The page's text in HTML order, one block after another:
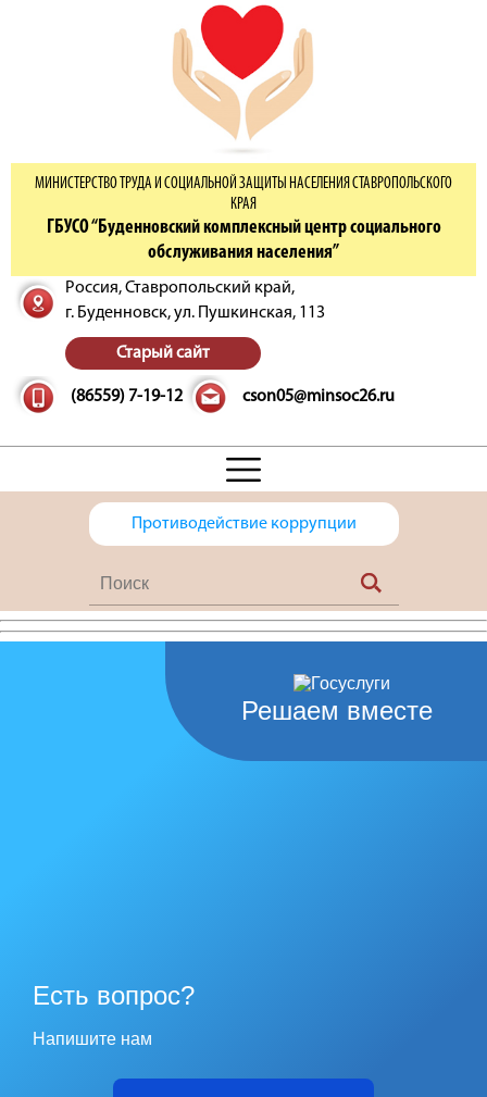
МИНИСТЕРСТВО ТРУДА И СОЦИАЛЬНОЙ ЗАЩИТЫ НАСЕЛЕНИЯ СТАВРОПОЛЬСКОГО
КРАЯ
ГБУСО “Буденновский комплексный центр социального
обслуживания населения”
Россия, Ставропольский край,
г. Буденновск,ул. Пушкинская, 113
Старый сайт
(86559) 7-19-12 cson05@minsoc26.ru
Противодействие коррупции
Решаем вместе
Есть вопрос?
Напишите нам